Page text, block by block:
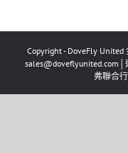
Copyright - DoveFly
弗聯合